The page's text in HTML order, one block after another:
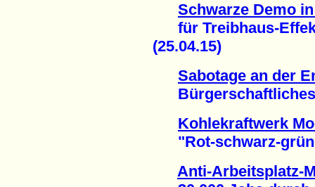
Schwarze Demo
für Treibhaus-
(25.04.15)
Sabotage an der
Bürgerschaftliches
Kohlekraftwerk
"Rot-schwarz-
Anti-Arbeitsplatz-